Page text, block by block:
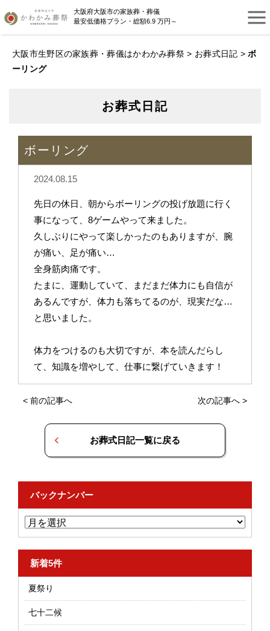
大阪府大阪市の家族葬・葬儀
最安低価格プラン・総額6.9 万円～
大阪市生野区の家族葬・葬儀はかわかみ葬祭 > お葬式日記 >ボ
ーリング
お葬式日記
ボーリング
2024.08.15
先日の休日、朝からボーリングの投げ放題に行く
事になって、8ゲームやって来ました。
久しぶりにやって楽しかったのもありますが、腕
が痛い、足が痛い…
全身筋肉痛です。
たまに、運動していて、まだまだ体力にも自信が
あるんですが、体力も落ちてるのが、現実だな…
と思いました。
体力をつけるのも大切ですが、本を読んだらし
て、知識を増やして、仕事に繋げていきます！
< 前の記事へ 次の記事へ >
お葬式日記一覧に戻る
バックナンバー
新着5件
夏祭り
七十二候